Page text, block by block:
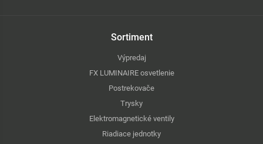
Sortiment
Výpredaj
FX LUMINAIRE osvetlenie
Postrekovače
Trysky
Elektromagnetické ventily
Riadiace jednotky